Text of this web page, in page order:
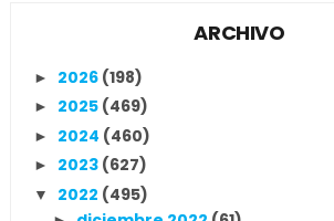
ARCHIVO
► 2026 (198)
► 2025 (469)
► 2024 (460)
► 2023 (627)
▼ 2022 (495)